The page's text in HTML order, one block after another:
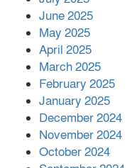
June 2025
May 2025
April 2025
March 2025
February 2025
January 2025
December 2024
November 2024
October 2024